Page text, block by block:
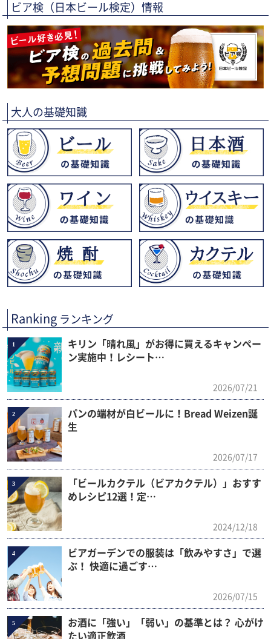
ビア検（日本ビール検定）情報
大人の基礎知識
Ranking ランキング
1
キリン「晴れ風」がお得に買えるキャンペー
ン実施中！レシート…
2026/07/21
2
パンの端材が白ビールに！Bread Weizen誕
生
2026/07/17
3
「ビールカクテル（ビアカクテル）」おすす
めレシピ12選！定…
2024/12/18
4
ビアガーデンでの服装は「飲みやすさ」で選
ぶ！ 快適に過ごす…
2026/07/15
5
お酒に「強い」「弱い」の基準とは？ 心がけ
たい適正飲酒